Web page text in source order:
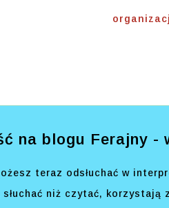
na blogu Ferajny -
teraz odsłuchać w
niż czytać, korzystają